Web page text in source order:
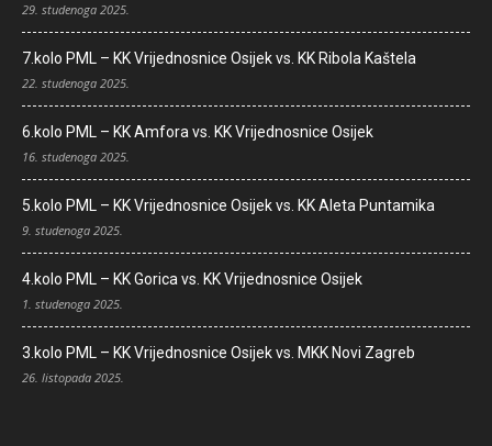
29. studenoga 2025.
7.kolo PML – KK Vrijednosnice Osijek vs. KK Ribola Kaštela
22. studenoga 2025.
6.kolo PML – KK Amfora vs. KK Vrijednosnice Osijek
16. studenoga 2025.
5.kolo PML – KK Vrijednosnice Osijek vs. KK Aleta Puntamika
9. studenoga 2025.
4.kolo PML – KK Gorica vs. KK Vrijednosnice Osijek
1. studenoga 2025.
3.kolo PML – KK Vrijednosnice Osijek vs. MKK Novi Zagreb
26. listopada 2025.